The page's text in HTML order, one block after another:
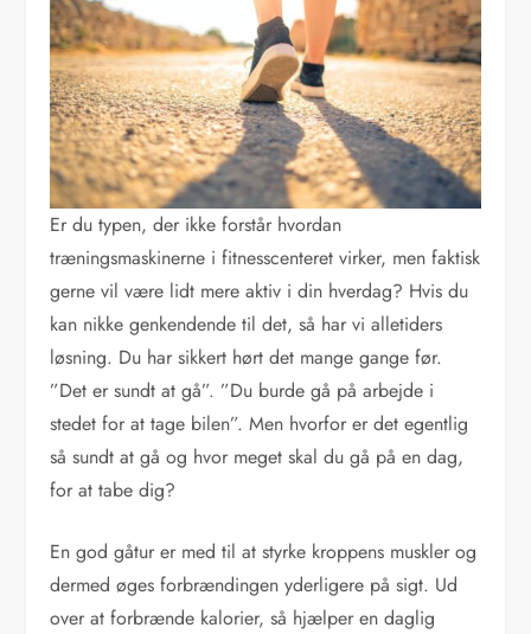
Er du typen, der ikke forstår hvordan
træningsmaskinerne i fitnesscenteret virker, men faktisk
gerne vil være lidt mere aktiv i din hverdag? Hvis du
kan nikke genkendende til det, så har vi alletiders
løsning. Du har sikkert hørt det mange gange før.
”Det er sundt at gå”. ”Du burde gå på arbejde i
stedet for at tage bilen”. Men hvorfor er det egentlig
så sundt at gå og hvor meget skal du gå på en dag,
for at tabe dig?
En god gåtur er med til at styrke kroppens muskler og
dermed øges forbrændingen yderligere på sigt. Ud
over at forbrænde kalorier, så hjælper en daglig